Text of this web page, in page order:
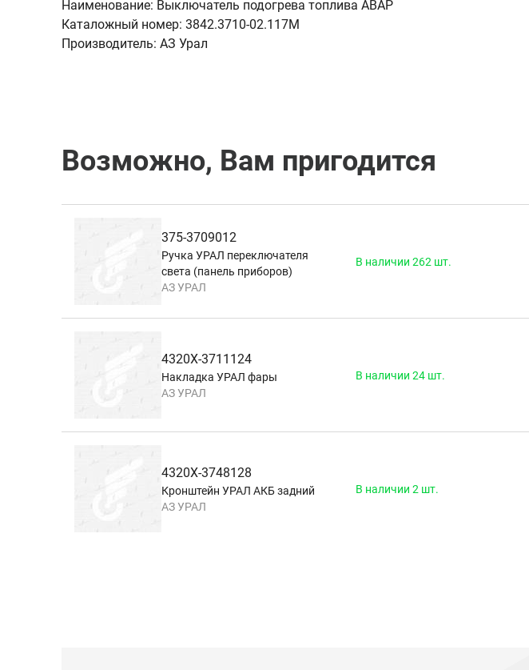
Наименование: Выключатель подогрева топлива АВАР
Каталожный номер: 3842.3710-02.117М
Производитель: АЗ Урал
Возможно, Вам пригодится
375-3709012
Ручка УРАЛ переключателя
света (панель приборов)
АЗ УРАЛ
В наличии 262 шт.
4320Х-3711124
Накладка УРАЛ фары
АЗ УРАЛ
В наличии 24 шт.
4320Х-3748128
Кронштейн УРАЛ АКБ задний
АЗ УРАЛ
В наличии 2 шт.